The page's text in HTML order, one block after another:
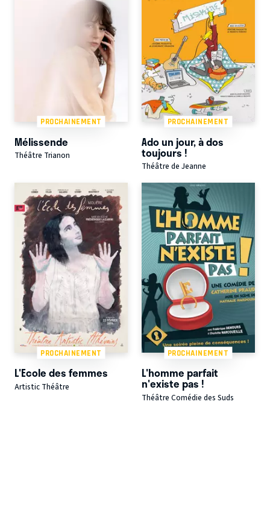
PROCHAINEMENT
Mélissende
Théâtre Trianon
PROCHAINEMENT
Ado un jour, à dos
toujours !
Théâtre de Jeanne
PROCHAINEMENT
L'Ecole des femmes
Artistic Théâtre
PROCHAINEMENT
L'homme parfait
n'existe pas !
Théâtre Comédie des Suds